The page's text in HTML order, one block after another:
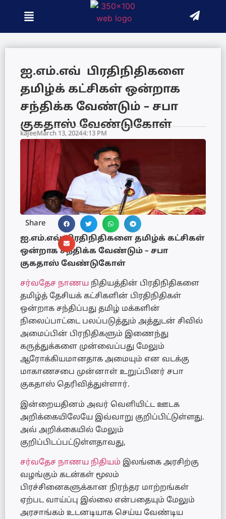
ஐ.எம்.எவ் பிரதிநிதிகளை
தமிழ்க் கட்சிகள் ஒன்றாக
சந்திக்க வேண்டும் – சபா
குகதாஸ் வேண்டுகோள்
kajeeMarch 13, 20244:13 PM
Share
ஐ.எம்.எவ் பிரதிநிதிகளை தமிழ்க் கட்சிகள்
ஒன்றாக சந்திக்க வேண்டும் – சபா
குகதாஸ் வேண்டுகோள்
சர்வதேச நாணய நிதியத்தின் பிரதிநிதிகளை
தமிழ்த் தேசியக் கட்சிகளின் பிரதிநிதிகள்
ஒன்றாக சந்திப்பது தமிழ் மக்களின்
நிலைப்பாட்டை பலப்படுத்தும் அத்துடன் சிவில்
அமைப்பின் பிரநிதிகளும் இணைந்து
கருத்துக்களை முன்வைப்பது மேலும்
ஆரோக்கியமானதாக அமையும் என வடக்கு
மாகாணசபை முன்னாள் உறுப்பினர் சபா
குகதாஸ் தெரிவித்துள்ளார்.
இன்றையதினம் அவர் வெளியிட்ட ஊடக
அறிக்கையிலேயே இவ்வாறு குறிப்பிட்டுள்ளது.
அவ் அறிக்கையில் மேலும்
குறிப்பிடப்பட்டுள்ளதாவது,
சர்வதேச நாணய நிதியம் இலங்கை அரசிற்கு
வழங்கும் கடன்கள் மூலம்
பிரச்சினைகளுக்கான நிரந்தர மாற்றங்கள்
ஏற்பட வாய்ப்பு இல்லை என்பதையும் மேலும்
அரசாங்கம் உடனடியாக செய்ய வேண்டிய